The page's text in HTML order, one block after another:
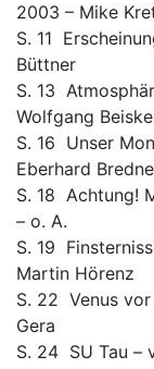
2003 – Mike
S. 11
Büttner
S. 13
Wolfgang
S. 16 Unser
Eberhard
S. 18 Achtung!
– o. A.
S. 19
Martin Hörenz
S. 22 Venus
Gera
S. 24 SU Tau –